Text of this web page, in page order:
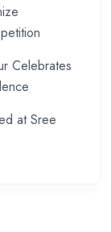
Celebrates
at Sree